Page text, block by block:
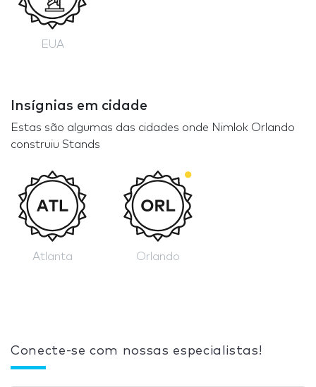
EUA
Insígnias em cidade
Estas são algumas das cidades onde Nimlok Orlando
construiu Stands
Atlanta Orlando
Conecte-se com nossas especialistas!